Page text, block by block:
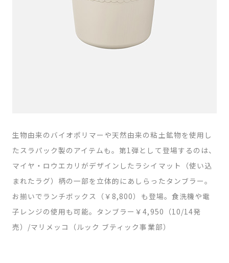
生物由来のバイオポリマーや天然由来の粘土鉱物を使用し
たスラパック製のアイテムも。第1弾として登場するのは、
マイヤ・ロウエカリがデザインしたラシイマット（使い込
まれたラグ）柄の一部を立体的にあしらったタンブラー。
お揃いでランチボックス（￥8,800）も登場。食洗機や電
子レンジの使用も可能。タンブラー￥4,950（10/14発
売）/マリメッコ（ルック ブティック事業部）